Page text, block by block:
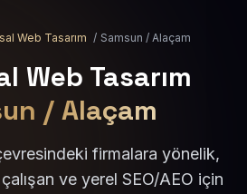
Web Tasarım / Samsun / Alaçam
Web Tasarım
/ Alaçam
firmalara yönelik,
ve yerel SEO/AEO için